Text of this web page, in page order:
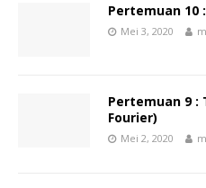
Pertemuan 10
Mei 3, 2020
Pertemuan 9 :
Fourier)
Mei 2, 2020